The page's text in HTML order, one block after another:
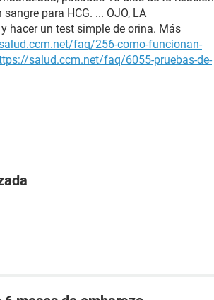
para HCG. ... OJO, LA
hacer un test simple de orina. Más
faq/256-como-funcionan-
salud.ccm.net/faq/6055-pruebas-de-